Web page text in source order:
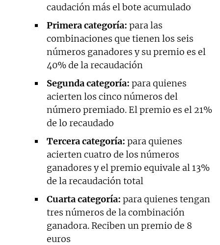
caudación más el bote acumulado
Primera categoría: para las
combinaciones que tienen los seis
números ganadores y su premio es el
40% de la recaudación
Segunda categoría: para quienes
acierten los cinco números del
número premiado. El premio es el 21%
de lo recaudado
Tercera categoría: para quienes
acierten cuatro de los números
ganadores y el premio equivale al 13%
de la recaudación total
Cuarta categoría: para quienes tengan
tres números de la combinación
ganadora. Reciben un premio de 8
euros